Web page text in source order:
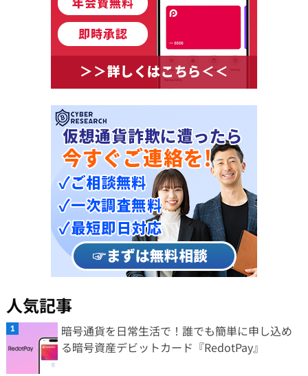
人気記事
暗号通貨を日常生活で！誰でも簡単に申し込め
る暗号資産デビットカード『RedotPay』